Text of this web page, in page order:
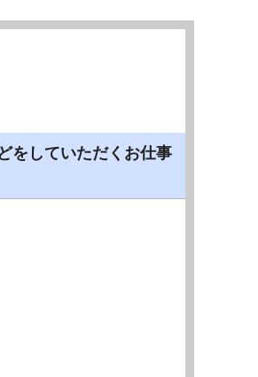
をしていただくお仕事